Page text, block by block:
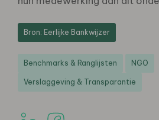
Bron: Eerlijke Bankwijzer
Benchmarks & Ranglijsten NGO
Verslaggeving & Transparantie